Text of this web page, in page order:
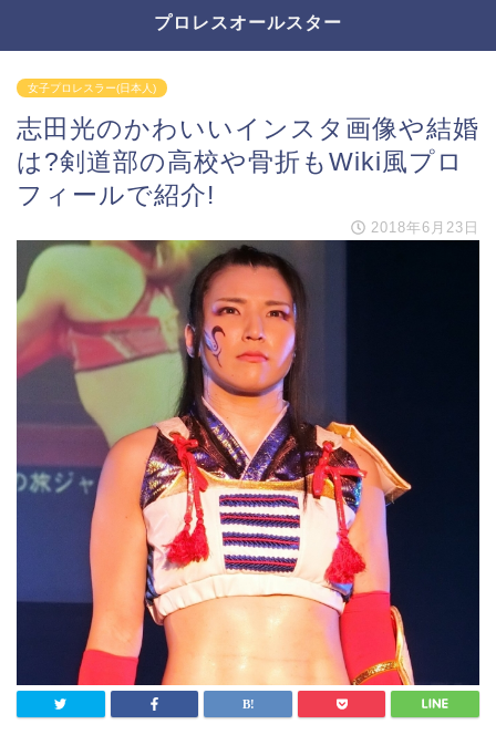
プロレスオールスター
女子プロレスラー(日本人)
志田光のかわいいインスタ画像や結婚
は?剣道部の高校や骨折もWiki風プロ
フィールで紹介!
2018年6月23日